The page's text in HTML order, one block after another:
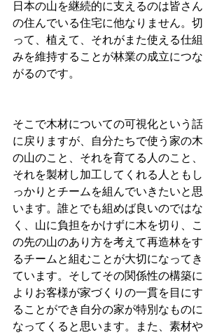
日本の山を継続的に支えるのは皆さん
の住んでいる住宅に他なりません。切
って、植えて、それがまた使える仕組
みを維持することが林業の成立につな
がるのです。
そこで木材についての可視化という話
に戻りますが、自分たちで使う家の木
の山のこと、それを育てる人のこと、
それを製材し加工してくれる人ともし
っかりとチームを組んでいきたいと思
います。誰とでも組めば良いのではな
く、山に負担をかけずに木を切り、こ
の先の山のあり方を考えて再造林をす
るチームと組むことが大切になってき
ています。そしてその関係性の構築に
よりお客様が家づくりの一貫を目にす
ることができ自分の家が特別なものに
なってくると思います。また、素材や